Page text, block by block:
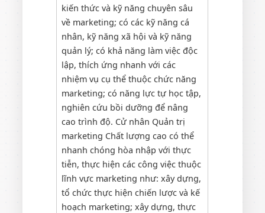
kiến thức và kỹ năng chuyên sâu
về marketing; có các kỹ năng cá
nhân, kỹ năng xã hội và kỹ năng
quản lý; có khả năng làm việc độc
lập, thích ứng nhanh với các
nhiệm vụ cụ thể thuộc chức năng
marketing; có năng lực tự học tập,
nghiên cứu bồi dưỡng để nâng
cao trình độ. Cử nhân Quản trị
marketing Chất lượng cao có thể
nhanh chóng hòa nhập với thực
tiễn, thực hiện các công việc thuộc
lĩnh vực marketing như: xây dựng,
tổ chức thực hiện chiến lược và kế
hoạch marketing; xây dựng, thực